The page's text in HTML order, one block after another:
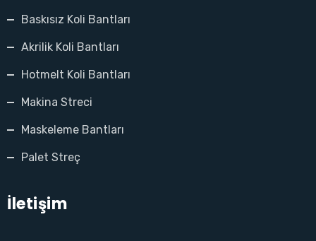
Baskısız Koli Bantları
Akrilik Koli Bantları
Hotmelt Koli Bantları
Makina Streci
Maskeleme Bantları
Palet Streç
İletişim